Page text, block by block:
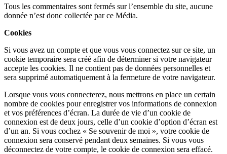
Tous les commentaires sont fermés sur l’ensemble du site, aucune
donnée n’est donc collectée par ce Média.
Cookies
Si vous avez un compte et que vous vous connectez sur ce site, un
cookie temporaire sera créé afin de déterminer si votre navigateur
accepte les cookies. Il ne contient pas de données personnelles et
sera supprimé automatiquement à la fermeture de votre navigateur.
Lorsque vous vous connecterez, nous mettrons en place un certain
nombre de cookies pour enregistrer vos informations de connexion
et vos préférences d’écran. La durée de vie d’un cookie de
connexion est de deux jours, celle d’un cookie d’option d’écran est
d’un an. Si vous cochez « Se souvenir de moi », votre cookie de
connexion sera conservé pendant deux semaines. Si vous vous
déconnectez de votre compte, le cookie de connexion sera effacé.